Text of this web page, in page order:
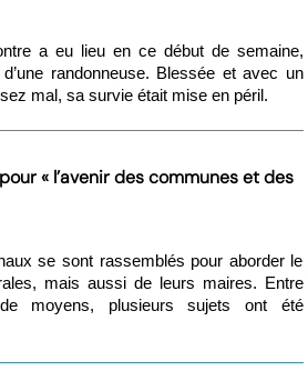
a eu lieu en ce début de semaine,
randonneuse. Blessée et avec un
mal, sa survie était mise en péril.
« l’avenir des communes et des
se sont rassemblés pour aborder le
mais aussi de leurs maires. Entre
moyens, plusieurs sujets ont été